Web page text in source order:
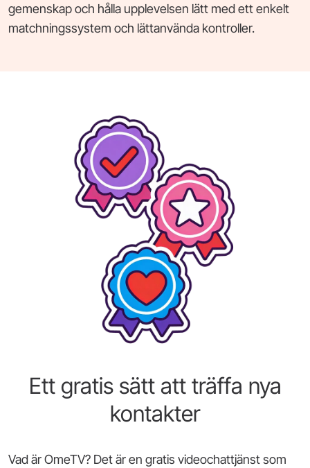
gemenskap och hålla upplevelsen lätt med ett enkelt
matchningssystem och lättanvända kontroller.
Ett gratis sätt att träffa nya
kontakter
Vad är OmeTV? Det är en gratis videochattjänst som